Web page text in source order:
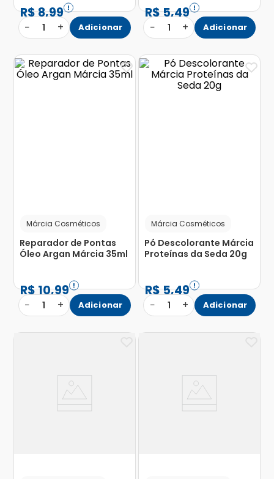
R$8,99
− 1 + Adicionar
R$5,49
− 1 + Adicionar
Márcia Cosméticos
Reparador de Pontas
Óleo Argan Márcia 35ml
R$10,99
− 1 + Adicionar
Márcia Cosméticos
Pó Descolorante Márcia
Proteínas da Seda 20g
R$5,49
− 1 + Adicionar